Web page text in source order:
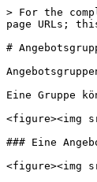
> For the
page URLs;
#
Eine Gruppe
<figure><img
### Eine
<figure><img